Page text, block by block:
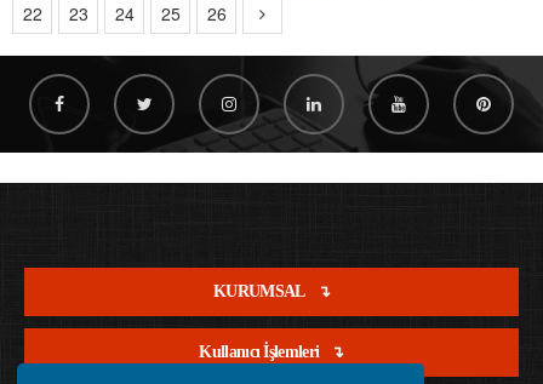
22
23 24 25 26
KURUMSAL
Kullanıcı İşlemleri